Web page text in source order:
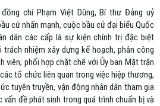
chí Phạm Việt Dũng, Bí thư Đảng uỷ
cử nhấn mạnh, cuộc bầu cử đại biểu Quốc
dân các cấp là sự kiện chính trị đặc biệt
nhiệm xây dựng kế hoạch, phân công
viên; phối hợp chặt chẽ với Ủy ban Mặt trận
tổ chức liên quan trong việc hiệp thương,
tuyên truyền, vận động nhân dân tham gia
đề phát sinh trong quá trình chuẩn bị và